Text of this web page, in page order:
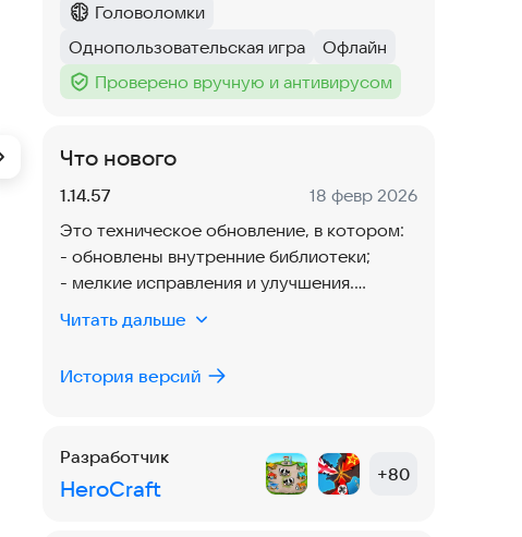
Категория:
Головоломки
Тег:
Однопользовательская игра
Тег:
Офлайн
Тег :
Проверено вручную и антивирусом
Что нового
Версия:
1.14.57 Дата:
18 февр 2026
Это техническое обновление, в котором:
- обновлены внутренние библиотеки;
- мелкие исправления и улучшения.
Приятной игры! Спасибо, что играете с
Читать дальше
История версий
Разработчик
HeroCraft
+80